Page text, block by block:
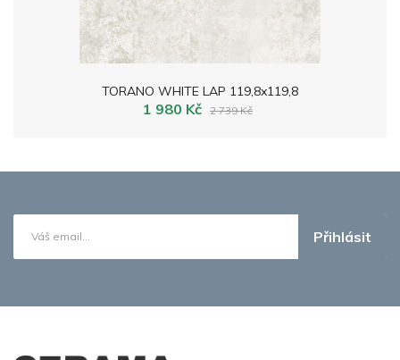
TORANO WHITE LAP 119,8x119,8
1 980 Kč 2 739 Kč
Přihlásit